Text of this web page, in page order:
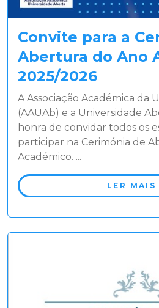
Convite para a
Abertura do Ano
2025/2026
A Associação Académica da
(AAUAb) e a Universidade
honra de convidar todos os
participar na Cerimónia de
Académico. ...
LER MAIS